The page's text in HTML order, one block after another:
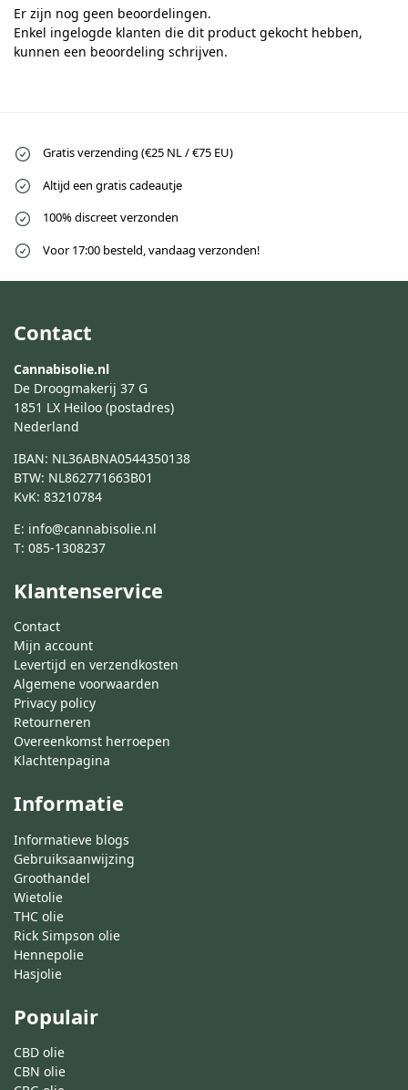
Er zijn nog geen beoordelingen.
Enkel ingelogde klanten die dit product gekocht hebben,
kunnen een beoordeling schrijven.
Gratis verzending (€25 NL / €75 EU)
Altijd een gratis cadeautje
100% discreet verzonden
Voor 17:00 besteld, vandaag verzonden!
Contact
Cannabisolie.nl
De Droogmakerij 37 G
1851 LX Heiloo (postadres)
Nederland
IBAN: NL36ABNA0544350138
BTW: NL862771663B01
KvK: 83210784
E: info@cannabisolie.nl
T: 085-1308237
Klantenservice
Contact
Mijn account
Levertijd en verzendkosten
Algemene voorwaarden
Privacy policy
Retourneren
Overeenkomst herroepen
Klachtenpagina
Informatie
Informatieve blogs
Gebruiksaanwijzing
Groothandel
Wietolie
THC olie
Rick Simpson olie
Hennepolie
Hasjolie
Populair
CBD olie
CBN olie